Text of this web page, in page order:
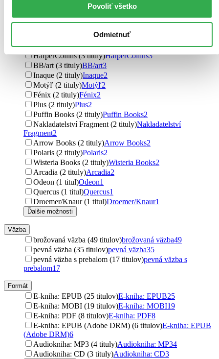
Povoliť všetko
Odmietnuť
Knižní klub (4 tituly)Knižní klub4
Vintage (4 tituly)Vintage4
Fragment3
Kalligram (3 tituly)Kalligram3
HarperCollins (3 tituly)HarperCollins3
BB/art (3 tituly)BB/art3
Inaque (2 tituly)Inaque2
Motýľ (2 tituly)Motýľ2
Fénix (2 tituly)Fénix2
Plus (2 tituly)Plus2
Puffin Books (2 tituly)Puffin Books2
Nakladatelství Fragment (2 tituly)Nakladatelství
Fragment2
Arrow Books (2 tituly)Arrow Books2
Polaris (2 tituly)Polaris2
Wisteria Books (2 tituly)Wisteria Books2
Arcadia (2 tituly)Arcadia2
Odeon (1 titul)Odeon1
Quercus (1 titul)Quercus1
Droemer/Knaur (1 titul)Droemer/Knaur1
Ďalšie možnosti
Väzba
brožovaná väzba (49 titulov)brožovaná väzba49
pevná väzba (35 titulov)pevná väzba35
pevná väzba s prebalom (17 titulov)pevná väzba s
prebalom17
Formát
E-kniha: EPUB (25 titulov)E-kniha: EPUB25
E-kniha: MOBI (19 titulov)E-kniha: MOBI19
E-kniha: PDF (8 titulov)E-kniha: PDF8
E-kniha: EPUB (Adobe DRM) (6 titulov)E-kniha: EPUB
(Adobe DRM)6
Audiokniha: MP3 (4 tituly)Audiokniha: MP34
Audiokniha: CD (3 tituly)Audiokniha: CD3